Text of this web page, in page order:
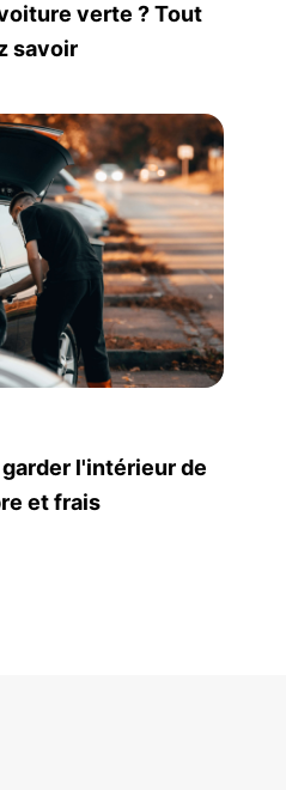
verte ? Tout
savoir
l'intérieur de
et frais